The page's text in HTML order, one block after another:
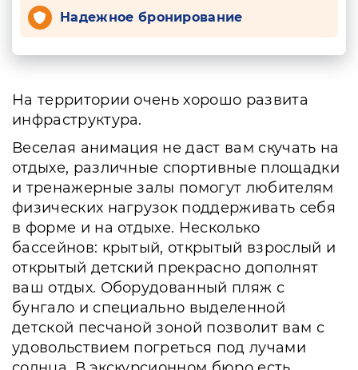
Надежное бронирование
На территории очень хорошо развита
инфраструктура.
Веселая анимация не даст вам скучать на
отдыхе, различные спортивные площадки
и тренажерные залы помогут любителям
физических нагрузок поддерживать себя
в форме и на отдыхе. Несколько
бассейнов: крытый, открытый взрослый и
открытый детский прекрасно дополнят
ваш отдых. Оборудованный пляж с
бунгало и специально выделенной
детской песчаной зоной позволит вам с
удовольствием погреться под лучами